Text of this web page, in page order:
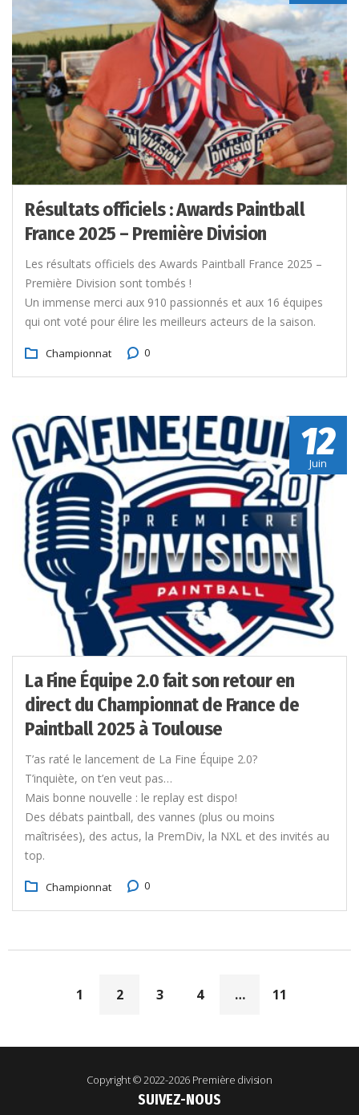
Résultats officiels : Awards Paintball
France 2025 – Première Division
Les résultats officiels des Awards Paintball France 2025 –
Première Division sont tombés !
Un immense merci aux 910 passionnés et aux 16 équipes
qui ont voté pour élire les meilleurs acteurs de la saison.
Championnat 0
12
Juin
La Fine Équipe 2.0 fait son retour en
direct du Championnat de France de
Paintball 2025 à Toulouse
T’as raté le lancement de La Fine Équipe 2.0?
T’inquiète, on t’en veut pas…
Mais bonne nouvelle : le replay est dispo!
Des débats paintball, des vannes (plus ou moins
maîtrisées), des actus, la PremDiv, la NXL et des invités au
top.
Championnat 0
1 2 3 4 … 11
Copyright © 2022-2026 Première division
SUIVEZ-NOUS